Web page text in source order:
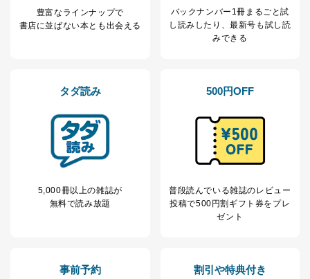
7
SNS公式アカウン
トに登録された方
の個人情報
処、オペレーター教育など応対品
質向上のため
その他当社のプライバシーポリシ
ータ（開示対象個人情報）の利用目的であり、下記4.の
なお、6、7については、パートナー（提携企業）様又は
各SNS運営会社様にご請求いただきますようお願い致し
ます。
当社は、取得した個人情報を適切に管理し､あらかじめ
本人の同意を得ることなく第三者に提供することはあり
場合であって、本人の同意を得ることが困難であると
豊富なラインナップで
書店に並ばない本とも出会える
バックナンバー1冊まるごと試
し読み したり、最新号も試し読
みできる
タダ読み
5,000冊以上の雑誌が
無料で読み放題
500円OFF
普段読んでいる雑誌のレビュー
投稿で500円割ギフト券をプレ
ゼント
事前予約 割引や特典付き